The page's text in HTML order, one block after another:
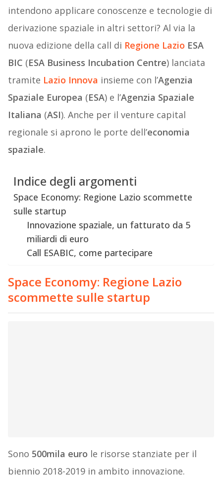
intendono applicare conoscenze e tecnologie di
derivazione spaziale in altri settori? Al via la
nuova edizione della call di Regione Lazio ESA
BIC (ESA Business Incubation Centre) lanciata
tramite Lazio Innova insieme con l’Agenzia
Spaziale Europea (ESA) e l’Agenzia Spaziale
Italiana (ASI). Anche per il venture capital
regionale si aprono le porte dell’economia
spaziale.
Indice degli argomenti
Space Economy: Regione Lazio scommette
sulle startup
Innovazione spaziale, un fatturato da 5
miliardi di euro
Call ESABIC, come partecipare
Space Economy: Regione Lazio
scommette sulle startup
Sono 500mila euro le risorse stanziate per il
biennio 2018-2019 in ambito innovazione.